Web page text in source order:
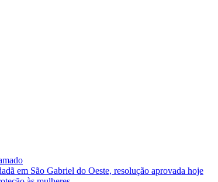
em São Gabriel do Oeste, resolução aprovada hoje